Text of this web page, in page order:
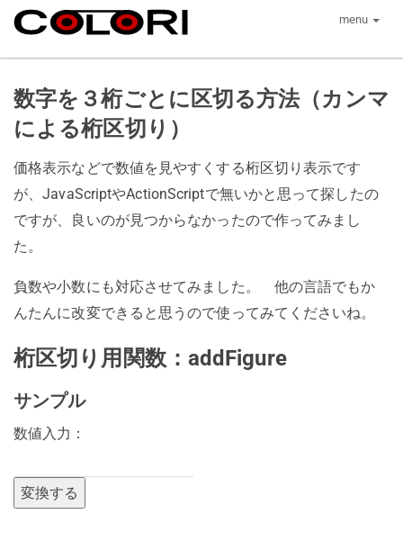
menu
数字を３桁ごとに区切る方法（カンマ
による桁区切り）
価格表示などで数値を見やすくする桁区切り表示です
が、JavaScriptやActionScriptで無いかと思って探したの
ですが、良いのが見つからなかったので作ってみまし
た。
負数や小数にも対応させてみました。 他の言語でもか
んたんに改変できると思うので使ってみてくださいね。
桁区切り用関数：addFigure
サンプル
数値入力：